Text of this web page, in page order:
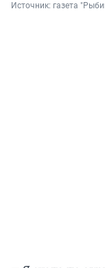
Источник: газета